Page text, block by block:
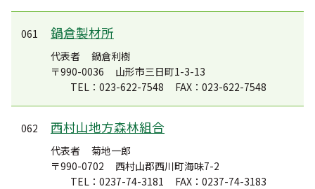
061 鍋倉製材所
代表者
鍋倉利樹
〒990-0036
山形市三日町1-3-13
TEL：023-622-7548
FAX：023-622-7548
062 西村山地方森林組合
代表者
菊地一郎
〒990-0702
西村山郡西川町海味7-2
TEL：0237-74-3181
FAX：0237-74-3183